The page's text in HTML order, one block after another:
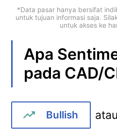
Bahasa Indonesia
*Data pasar hanya bersifat
untuk tujuan informasi saja.
untuk akses ke
Apa
pada CAD/
Bullish atau